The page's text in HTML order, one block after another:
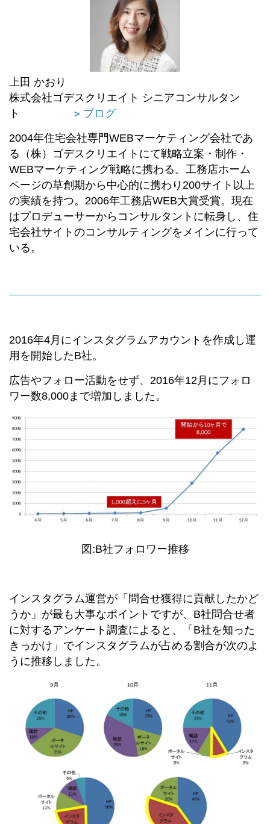
上田 かおり
株式会社ゴデスクリエイト シニアコンサルタン
ト
ブログ
2004年住宅会社専門WEBマーケティング会社であ
る（株）ゴデスクリエイトにて戦略立案・制作・
WEBマーケティング戦略に携わる。工務店ホーム
ページの草創期から中心的に携わり200サイト以上
の実績を持つ。2006年工務店WEB大賞受賞。現在
はプロデューサーからコンサルタントに転身し、住
宅会社サイトのコンサルティングをメインに行って
いる。
2016年4月にインスタグラムアカウントを作成し運
用を開始したB社。
広告やフォロー活動をせず、2016年12月にフォロ
ワー数8,000まで増加しました。
図:B社フォロワー推移
インスタグラム運営が「問合せ獲得に貢献したかど
うか」が最も大事なポイントですが、B社問合せ者
に対するアンケート調査によると、「B社を知った
きっかけ」でインスタグラムが占める割合が次のよ
うに推移しました。